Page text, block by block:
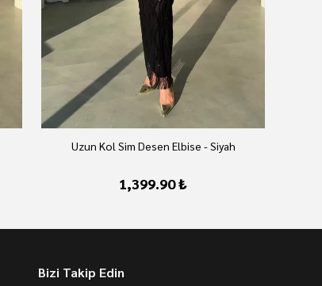
Uzun Kol Sim Desen Elbise - Siyah
1,399.90 ₺
Bizi Takip Edin